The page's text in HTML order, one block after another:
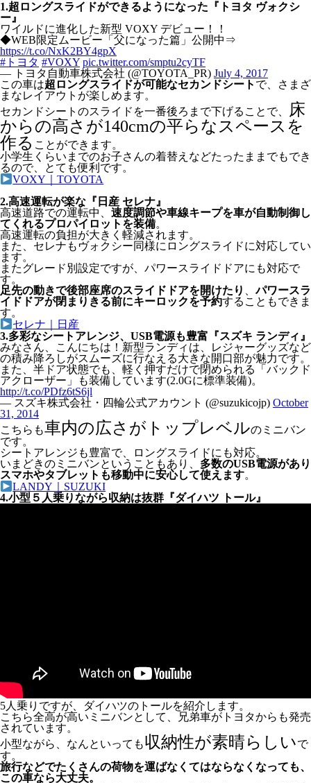
1.超ロングスライドができるようになった『トヨタ ヴォクシ
ー』
ワイルドに進化した新型 VOXY デビュー！！
◆WEB限定ムービー「父になった篇」公開中⇒
https://t.co/NxK2BY4gpX
#トヨタ #VOXY pic.twitter.com/smptu2cyTF
— トヨタ自動車株式会社 (@TOYOTA_PR) July 4, 2017
この車は超ロングスライドが可能なセカンドシート で、さまざ
まなレイアウトが楽しめます。
セカンドシートのスライドを一番後ろまで下げることで、
床
からの高さが140cmの平らなスペースを
作る ことができます。
小学生くらいまでのお子さんの着替えなどたったままでもでき
るので、とても便利です。
VOXY｜TOYOTA
2.高速運転が楽な『日産 セレナ』
高速道路での運転中、 速度調節や車線キープを車が自動制御し
てくれるプロパイロットを装備。
高速運転の負担が大きく軽減されます。
また、セレナもヴォクシー同様にロングスライドに対応してい
ます。
またグレード別設定ですが、パワースライドドアにも対応で
す。
足先の動きで後部座席のスライドドアを開けたり 、パワースラ
イドドアが閉まりきる前にキーロックを予約することもできま
す。
セレナ｜日産
3.多彩なシートアレンジ、USB電源も豊富『スズキ ランディ』
みなさん、こんにちは！新型ランディは、レジャーグッズなど
の積み降ろしがスムーズに行なえる大きな開口部が魅力です。
また、半ドア状態でも、軽く押すだけで閉められる「バックド
アクローザー」も装備しています(2.0Gに標準装備)。
http://t.co/PDfz6tS6jl
— スズキ株式会社・四輪公式アカウント (@suzukicojp) October
31, 2014
こちらも車内の広さがトップレベルのミニバン
です。
シートアレンジも豊富で、ロングスライドにも対応。
いまどきのミニバンということもあり、 多数のUSB電源があり
スマホやタブレットも移動中に安心して使えます。
LANDY｜SUZUKI
4.小型５人乗りながら収納は抜群『ダイハツ トール』
5人乗りですが、ダイハツのトールを紹介します。
こちら全高が高いミニバンとして、兄弟車がトヨタからも発売
されています。
小型ながら、なんといっても収納性が素晴らしいで
す。
旅行などでたくさんの荷物を運ばなくてはならなくなっても、
この車なら大丈夫。